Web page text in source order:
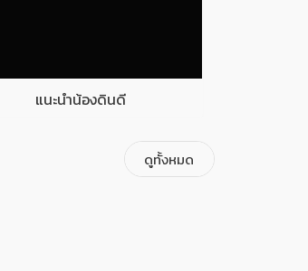
แนะนำน้องดินดี
ดูทั้งหมด